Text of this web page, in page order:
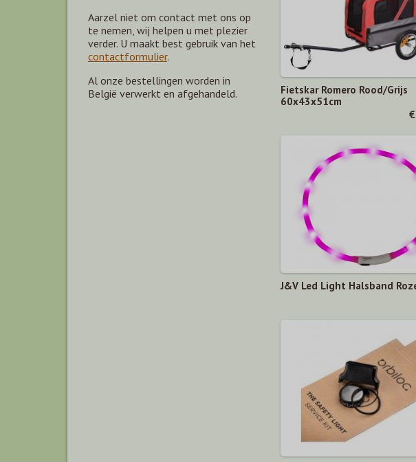
Fietskar Romero Rood/Grijs
60x43x51cm
J&V Led Light Halsband
Aarzel niet om contact met ons op
te nemen, wij helpen u met plezier
verder. U maakt best gebruik van het
contactformulier.
Al onze bestellingen worden in
België verwerkt en afgehandeld.